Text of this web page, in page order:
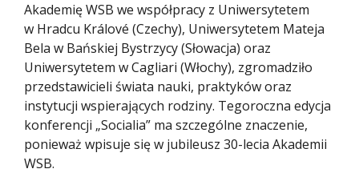
Akademię WSB we współpracy z Uniwersytetem
w Hradcu Králové (Czechy), Uniwersytetem Mateja
Bela w Bańskiej Bystrzycy (Słowacja) oraz
Uniwersytetem w Cagliari (Włochy), zgromadziło
przedstawicieli świata nauki, praktyków oraz
instytucji wspierających rodziny. Tegoroczna edycja
konferencji „Socialia” ma szczególne znaczenie,
ponieważ wpisuje się w jubileusz 30-lecia Akademii
WSB.